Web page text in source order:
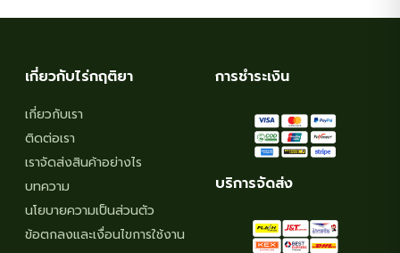
The
product
เกี่ยวกับไร่กฤติยา
เกี่ยวกับเรา
ติดต่อเรา
เราจัดส่งสินค้าอย่างไร
บทความ
นโยบายความเป็นส่วนตัว
ข้อตกลงและเงื่อนไขการใช้งาน
การชำระเงิน
บริการจัดส่ง